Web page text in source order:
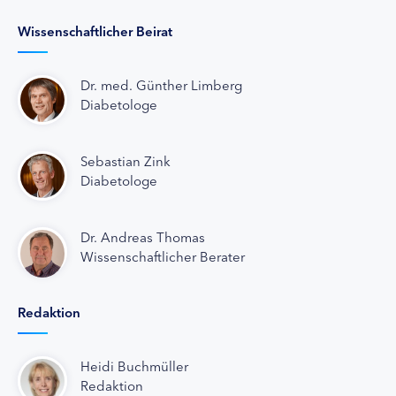
Wissenschaftlicher Beirat
Dr. med. Günther Limberg
Diabetologe
Sebastian Zink
Diabetologe
Dr. Andreas Thomas
Wissenschaftlicher Berater
Redaktion
Heidi Buchmüller
Redaktion